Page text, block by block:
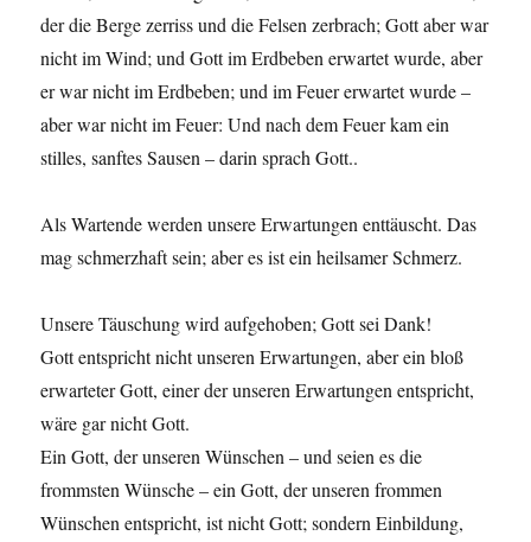
der die Berge zerriss und die Felsen zerbrach; Gott aber war
nicht im Wind; und Gott im Erdbeben erwartet wurde, aber
er war nicht im Erdbeben; und im Feuer erwartet wurde –
aber war nicht im Feuer: Und nach dem Feuer kam ein
stilles, sanftes Sausen – darin sprach Gott..
Als Wartende werden unsere Erwartungen enttäuscht. Das
mag schmerzhaft sein; aber es ist ein heilsamer Schmerz.
Unsere Täuschung wird aufgehoben; Gott sei Dank!
Gott entspricht nicht unseren Erwartungen, aber ein bloß
erwarteter Gott, einer der unseren Erwartungen entspricht,
wäre gar nicht Gott.
Ein Gott, der unseren Wünschen – und seien es die
frommsten Wünsche – ein Gott, der unseren frommen
Wünschen entspricht, ist nicht Gott; sondern Einbildung,